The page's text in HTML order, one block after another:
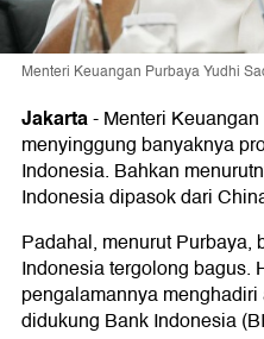
Menteri Keuangan Purbaya Yudhi
Jakarta-Menteri
menyinggung banyaknya
Indonesia. Bahkan
Indonesia dipasok dari
Padahal, menurut Purbaya,
Indonesia tergolong bagus.
pengalamannya
didukung Bank Indonesia